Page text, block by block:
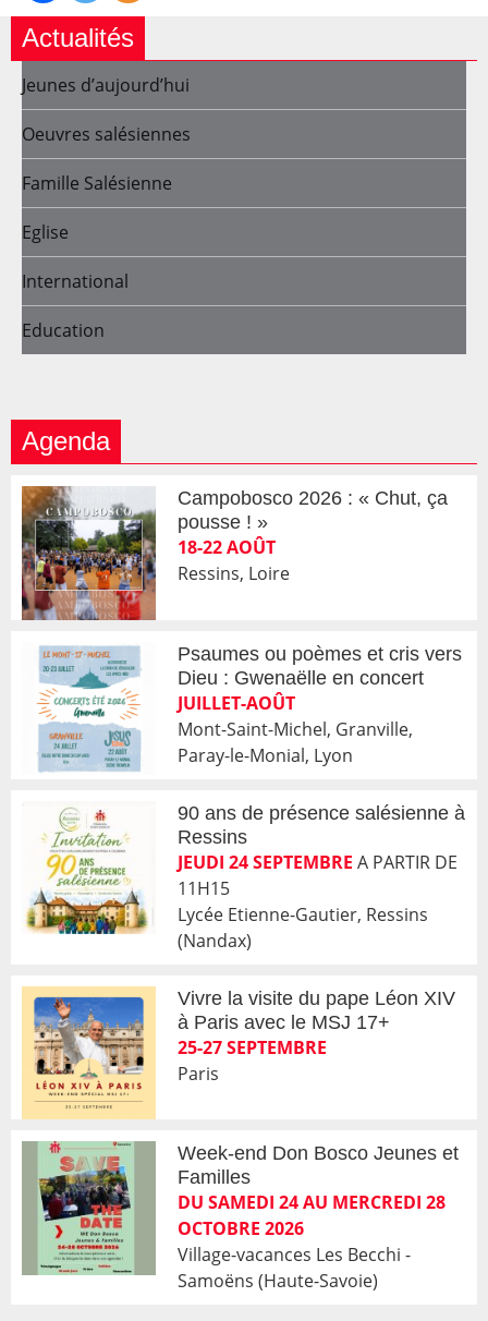
Actualités
Jeunes d’aujourd’hui
Oeuvres salésiennes
Famille Salésienne
Eglise
International
Education
Agenda
Campobosco 2026 : « Chut, ça
pousse ! »
18-22 AOÛT
Ressins, Loire
Psaumes ou poèmes et cris vers
Dieu : Gwenaëlle en concert
JUILLET-AOÛT
Mont-Saint-Michel, Granville,
Paray-le-Monial, Lyon
90 ans de présence salésienne à
Ressins
JEUDI 24 SEPTEMBRE A PARTIR DE
11H15
Lycée Etienne-Gautier, Ressins
(Nandax)
Vivre la visite du pape Léon XIV
à Paris avec le MSJ 17+
25-27 SEPTEMBRE
Paris
Week-end Don Bosco Jeunes et
Familles
DU SAMEDI 24 AU MERCREDI 28
OCTOBRE 2026
Village-vacances Les Becchi -
Samoëns (Haute-Savoie)